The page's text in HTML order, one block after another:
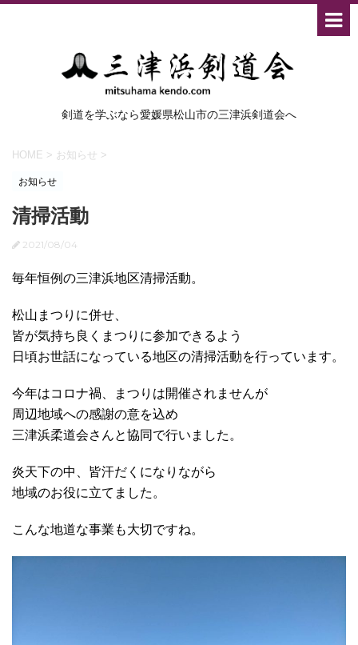
剣道を学ぶなら愛媛県松山市の三津浜剣道会へ
HOME > お知らせ >
お知らせ
清掃活動
2021/08/04
毎年恒例の三津浜地区清掃活動。
松山まつりに併せ、
皆が気持ち良くまつりに参加できるよう
日頃お世話になっている地区の清掃活動を行っています。
今年はコロナ禍、まつりは開催されませんが
周辺地域への感謝の意を込め
三津浜柔道会さんと協同で行いました。
炎天下の中、皆汗だくになりながら
地域のお役に立てました。
こんな地道な事業も大切ですね。